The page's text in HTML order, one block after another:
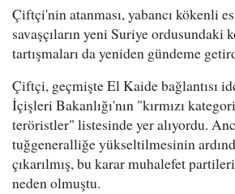
Çiftçi'nin atanması, yabancı kökenli
savaşçıların yeni Suriye ordusundaki
tartışmaları da yeniden gündeme
Çiftçi, geçmişte El Kaide bağlantısı
İçişleri Bakanlığı'nın "kırmızı
teröristler" listesinde yer alıyordu.
tuğgeneralliğe yükseltilmesinin
çıkarılmış, bu karar muhalefet
neden olmuştu.